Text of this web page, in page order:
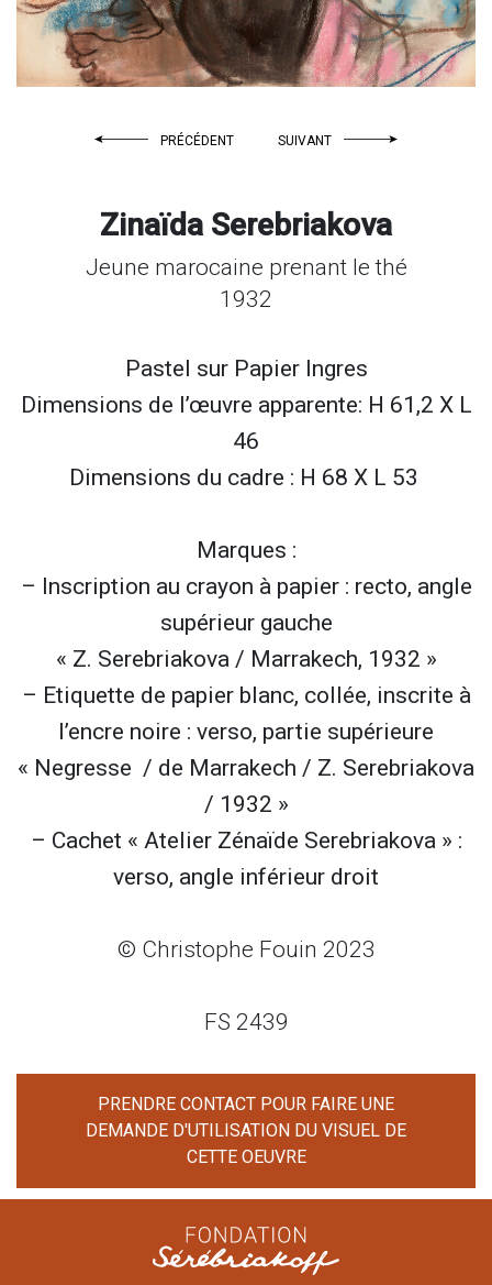
PRÉCÉDENT SUIVANT
Zinaïda Serebriakova
Jeune marocaine prenant le thé
1932
Pastel sur Papier Ingres
Dimensions de l’œuvre apparente: H 61,2 X L
46
Dimensions du cadre : H 68 X L 53
Marques :
– Inscription au crayon à papier : recto, angle
supérieur gauche
« Z. Serebriakova / Marrakech, 1932 »
– Etiquette de papier blanc, collée, inscrite à
l’encre noire : verso, partie supérieure
« Negresse / de Marrakech / Z. Serebriakova
/ 1932 »
– Cachet « Atelier Zénaïde Serebriakova » :
verso, angle inférieur droit
© Christophe Fouin 2023
FS 2439
PRENDRE CONTACT POUR FAIRE UNE
DEMANDE D'UTILISATION DU VISUEL DE
CETTE OEUVRE